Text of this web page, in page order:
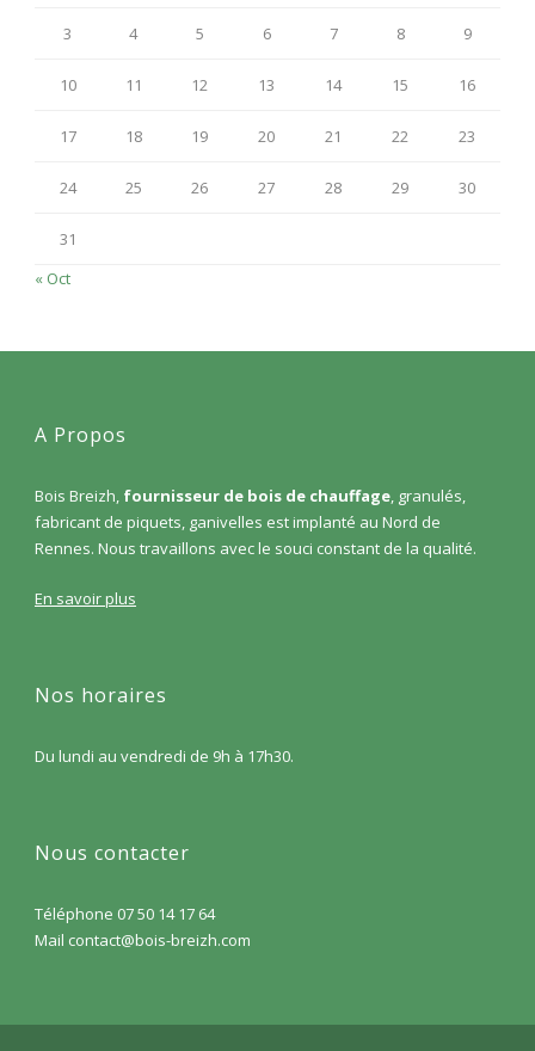
3 4 5 6 7 8 9
10 11 12 13 14 15 16
17 18 19 20 21 22 23
24 25 26 27 28 29 30
31
« Oct
A Propos
Bois Breizh, fournisseur de bois de chauffage, granulés,
fabricant de piquets, ganivelles est implanté au Nord de
Rennes. Nous travaillons avec le souci constant de la qualité.
En savoir plus
Nos horaires
Du lundi au vendredi de 9h à 17h30.
Nous contacter
Téléphone 07 50 14 17 64
Mail contact@bois-breizh.com